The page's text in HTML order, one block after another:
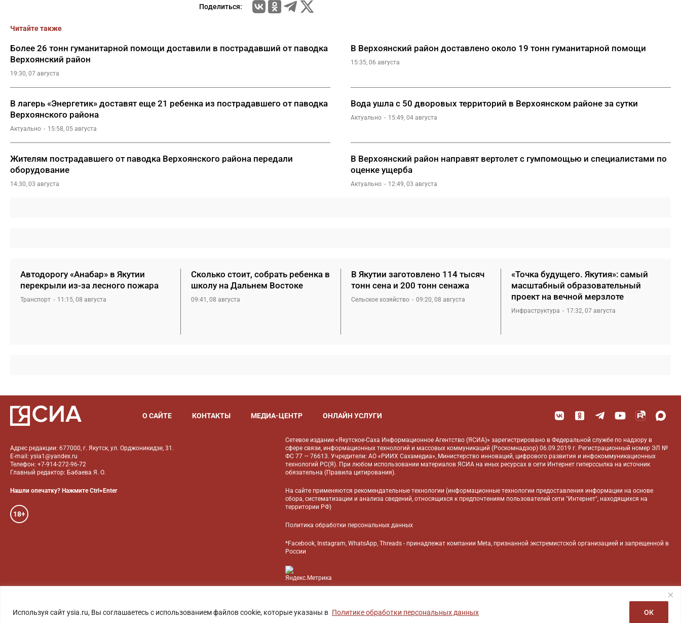
Используя сайт ysia.ru, Вы соглашаетесь с использованием файлов cookie, которые указаны в Политике обработки персональных данных ОК
Поделиться:
Читайте также
Более 26 тонн гуманитарной помощи доставили в пострадавший от паводка
Верхоянский район
19:30, 07 августа
В Верхоянский район доставлено около 19 тонн гуманитарной помощи
15:35, 06 августа
В лагерь «Энергетик» доставят еще 21 ребенка из пострадавшего от паводка
Верхоянского района
Актуально 15:58, 05 августа
Вода ушла с 50 дворовых территорий в Верхоянском районе за сутки
Актуально 15:49, 04 августа
Жителям пострадавшего от паводка Верхоянского района передали
оборудование
14:30, 03 августа
В Верхоянский район направят вертолет с гумпомощью и специалистами по
оценке ущерба
Актуально 12:49, 03 августа
Автодорогу «Анабар» в Якутии
перекрыли из-за лесного пожара
Транспорт 11:15, 08 августа
Сколько стоит, собрать ребенка в
школу на Дальнем Востоке
09:41, 08 августа
В Якутии заготовлено 114 тысяч
тонн сена и 200 тонн сенажа
Сельское хозяйство 09:20, 08 августа
«Точка будущего. Якутия»: самый
масштабный образовательный
проект на вечной мерзлоте
Инфраструктура 17:32, 07 августа
О САЙТЕ КОНТАКТЫ МЕДИА-ЦЕНТР ОНЛАЙН УСЛУГИ
Адрес редакции: 677000, г. Якутск, ул. Орджоникидзе, 31.
E-mail: ysia1@yandex.ru
Телефон: +7-914-272-96-72
Главный редактор: Бабаева Я. О.
Нашли опечатку? Нажмите Ctrl+Enter
18+
Сетевое издание «Якутское-Саха Информационное Агентство (ЯСИА)» зарегистрировано в Федеральной службе по надзору в
сфере связи, информационных технологий и массовых коммуникаций (Роскомнадзор) 06.09.2019 г. Регистрационный номер ЭЛ №
ФС 77 — 76613. Учредители: АО «РИИХ Сахамедиа», Министерство инноваций, цифрового развития и инфокоммуникационных
технологий РС(Я). При любом использовании материалов ЯСИА на иных ресурсах в сети Интернет гиперссылка на источник
обязательна (Правила цитирования).
На сайте применяютсярекомендательные технологии (информационные технологии предоставления информации на основе
сбора, систематизации и анализа сведений, относящихся к предпочтениям пользователей сети "Интернет", находящихся на
территории РФ)
Политика обработки персональных данных
*Facebook, Instagram, WhatsApp, Threads - принадлежат компании Meta, признанной экстремистской организацией и запрещенной в
России
ГОЛОС ЯКУТИИ ФОТОБАНК